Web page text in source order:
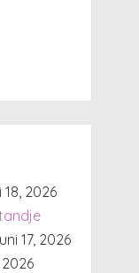
18, 2026
17, 2026
2026